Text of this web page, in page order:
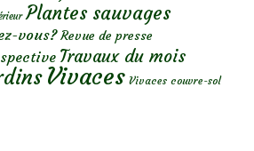
Plantes sauvages
vous? Revue de presse
Travaux du mois
Vivaces Vivaces couvre-sol